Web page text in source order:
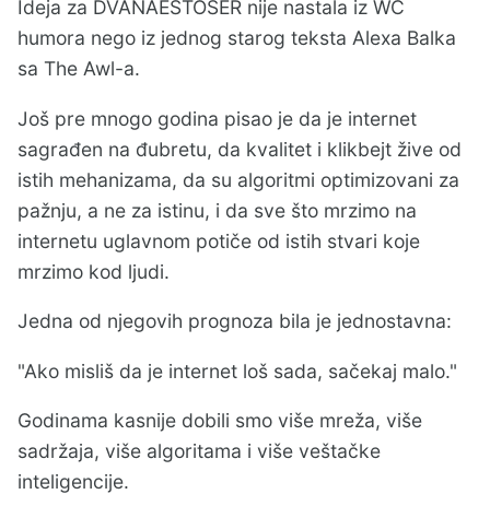
Ideja za DVANAESTOSER nije nastala iz WC
humora nego iz jednog starog teksta Alexa Balka
sa The Awl-a.
Još pre mnogo godina pisao je da je internet
sagrađen na đubretu, da kvalitet i klikbejt žive od
istih mehanizama, da su algoritmi optimizovani za
pažnju, a ne za istinu, i da sve što mrzimo na
internetu uglavnom potiče od istih stvari koje
mrzimo kod ljudi.
Jedna od njegovih prognoza bila je jednostavna:
"Ako misliš da je internet loš sada, sačekaj malo."
Godinama kasnije dobili smo više mreža, više
sadržaja, više algoritama i više veštačke
inteligencije.